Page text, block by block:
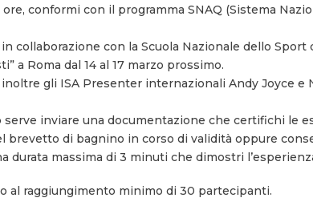
conformi con il programma SNAQ (Sistema
collaborazione con la Scuola Nazionale dello
a Roma dal 14 al 17 marzo prossimo.
gli ISA Presenter internazionali Andy Joyce e
serve inviare una documentazione che certifichi le
brevetto di bagnino in corso di validità oppure
durata massima di 3 minuti che dimostri
al raggiungimento minimo di 30 partecipanti.